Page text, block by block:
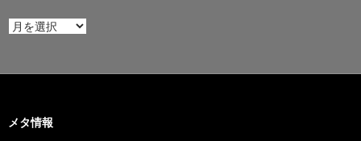
ア
メタ情報